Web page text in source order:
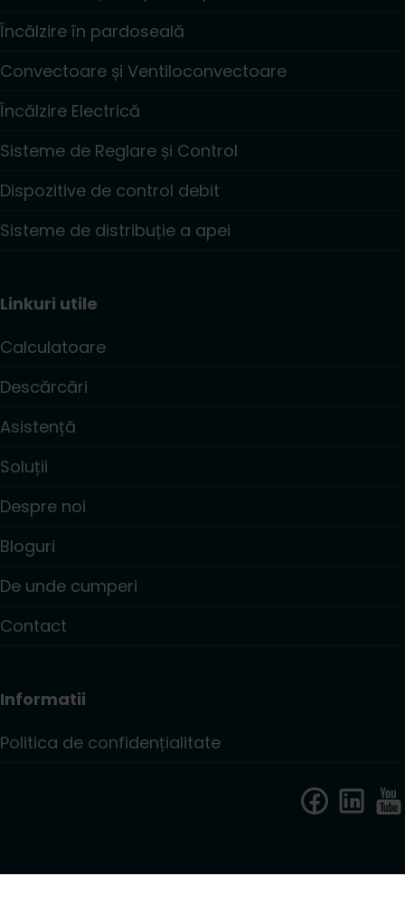
Încălzire în pardoseală
Convectoare și Ventiloconvectoare
Încălzire Electrică
Sisteme de Reglare și Control
Dispozitive de control debit
Sisteme de distribuție a apei
Linkuri utile
Calculatoare
Descărcări
Asistență
Soluții
Despre noi
Bloguri
De unde cumperi
Contact
Informatii
Politica de confidențialitate